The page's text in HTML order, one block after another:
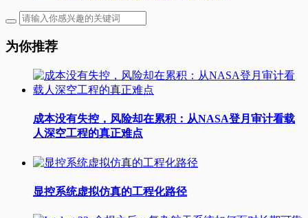
为你推荐
成本没有失控，风险却在累积：从NASA登月审计看载
人深空工程的真正难点
显控系统虚拟仿真的工程化路径